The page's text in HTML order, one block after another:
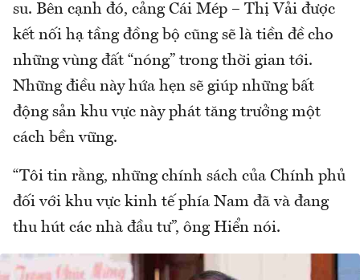
su. Bên cạnh đó, cảng Cái Mép – Thị Vải được
kết nối hạ tầng đồng bộ cũng sẽ là tiền đề cho
những vùng đất “nóng” trong thời gian tới.
Những điều này hứa hẹn sẽ giúp những bất
động sản khu vực này phát tăng trưởng một
cách bền vững.
“Tôi tin rằng, những chính sách của Chính phủ
đối với khu vực kinh tế phía Nam đã và đang
thu hút các nhà đầu tư”, ông Hiển nói.